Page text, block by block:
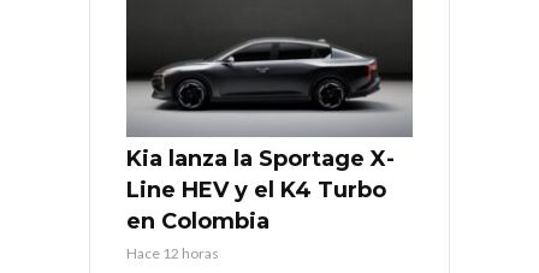
Kia lanza la Sportage X-
Line HEV y el K4 Turbo
en Colombia
Hace 12 horas